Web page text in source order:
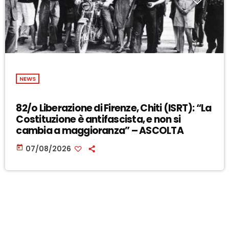
NEWS
82/o Liberazione di Firenze, Chiti (ISRT): “La
Costituzione è antifascista, e non si
cambia a maggioranza” – ASCOLTA
today 07/08/2026